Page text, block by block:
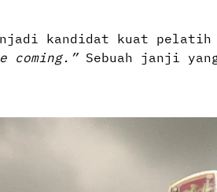
kandidat kuat pelatih
coming.”Sebuah janji